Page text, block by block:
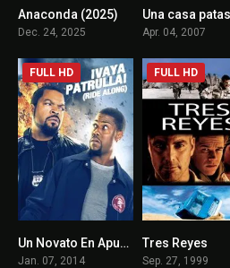
6.1
Anaconda (2025)
Dec. 24, 2025 Apr. 04, 2007
6.1
FULL HD
Un Novato En Apuros
Jan. 07, 2014
FULL HD
Tres Reyes
Sep. 27, 1999